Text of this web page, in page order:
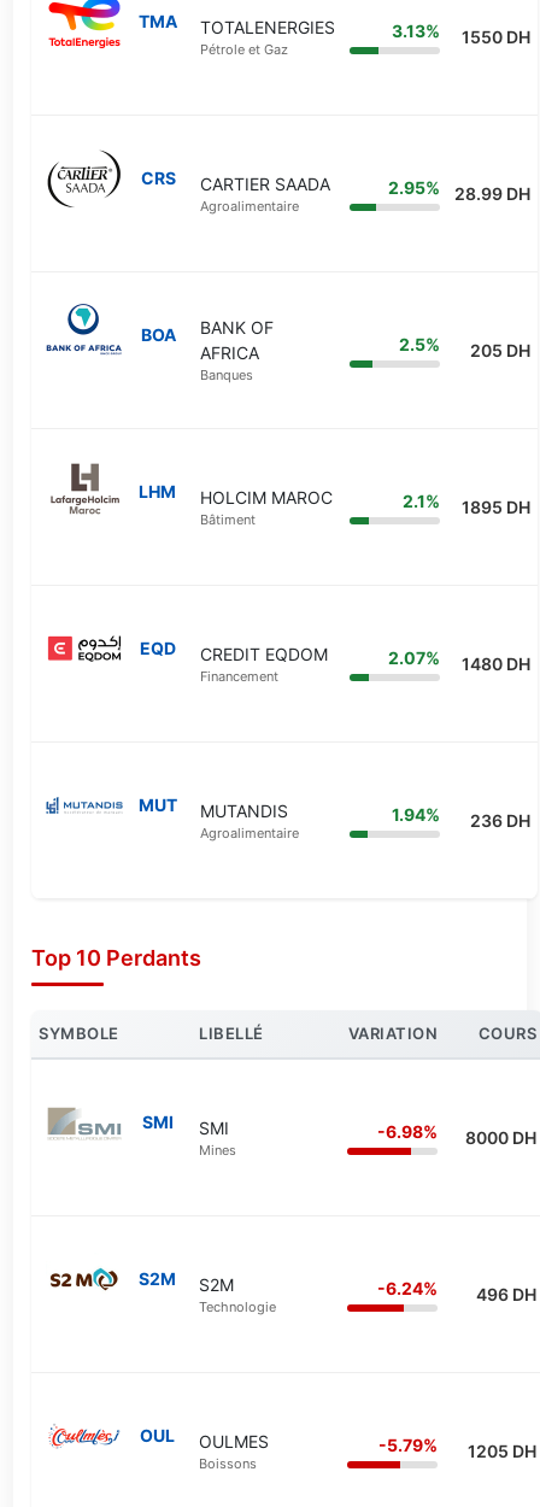
TMA TOTALENERGIES
Pétrole et Gaz
3.13% 1550 DH
CRS CARTIER SAADA
Agroalimentaire
2.95% 28.99 DH
BOA
BANK OF
AFRICA
Banques
2.5% 205 DH
LHM HOLCIM MAROC
Bâtiment
2.1% 1895 DH
EQD CREDIT EQDOM
Financement
2.07% 1480 DH
MUT MUTANDIS
Agroalimentaire
1.94% 236 DH
Top 10 Perdants
SYMBOLE LIBELLÉ VARIATION COURS
SMI SMI
Mines
-6.98% 8000 DH
S2M S2M
Technologie
-6.24% 496 DH
OUL OULMES
Boissons
-5.79% 1205 DH